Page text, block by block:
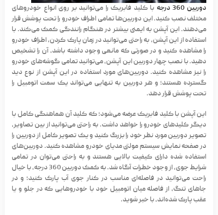
دوربین 360 درجه
با کلید فابریک را می‌توانید بر روی انواع خودروهای
مختلف نصب کنید. این دوربین‌ها تمامی اطراف خودرو را تحت پوشش قرار
می‌دهند. این آپشن به ایمنی بیشتر در هنگام رانندگی کمک می‌کند. با
استفاده از این آپشن، به راحتی می‌توانید در زمان پارک کردن، اطراف خودرو
را مشاهده کنید و در صورتی که مانعی وجود داشته باشد، آن را تشخیص
دهید. با نصب چهار دوربین این آپشن، می‌توانید تمامی گوشه‌های خودرو
را نیز مشاهده کنید. دوربین‌های مورد استفاده در این آپشن از نوع دید
گسترده هستند؛ و هر دوربین به تنهایی می‌تواند یک سمت اتومبیل را
تحت پوشش قرار دهد.
این آپشن باکلید فابریک عرضه می‌شود؛ که کلید آن هماهنگی کامل با
دیگر کلیدهای خودرو را خواهد داشت. به راحتی می‌توانید از بین تصاویر،
تصویر دوربین مورد نظر خود را بزرگ کنید و یک تصویر کامل از دوربین را
در صفحه نمایش سیستم مولتی مدیای خودرو مشاهده کنید. دوربین‌های
استفاده شده دارای کیفیت بالایی هستند و به راحتی می‌توان در تمامی
شرایط جوی، از وجود خطرات آگاه شد. به کمک دوربین 360 درجه، با خیال
راحت می‌توانید در فاصله‌ای مناسب در کنار جوی آب پارک کنید؛ و در
جاهای تنگ، از فاصله میان اتومبیل خود با خودروهایی که در جلو و یا
عقب پارک شده‌اند، با خبر شوید.